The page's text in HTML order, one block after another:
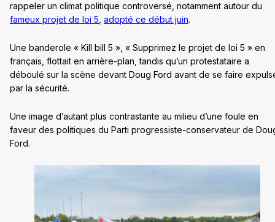
rappeler un climat politique controversé, notamment autour du
fameux projet de loi 5 adopté ce début juin.
Une banderole « Kill bill 5 », « Supprimez le projet de loi 5 » en
français, flottait en arrière-plan, tandis qu’un protestataire a
déboulé sur la scène devant Doug Ford avant de se faire
par la sécurité.
Une image d’autant plus contrastante au milieu d’une foule en
faveur des politiques du Parti progressiste-conservateur de
Ford.